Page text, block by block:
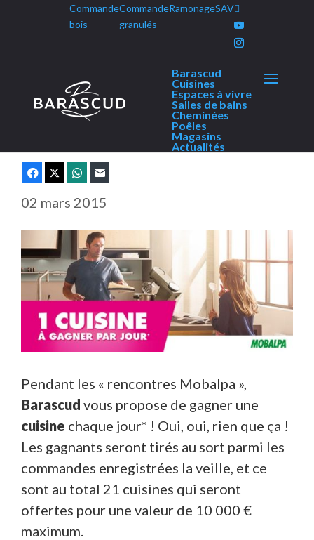
Panneau de gestion des cookies
Commande
bois
Commande
granulés
RamonageSAV
Barascud
Cuisines
Espaces à vivre
Salles de bains
Cheminées
Poêles
Magasins
Actualités
Une cuisine à gagner chaque
jour
Facebook WhatsApp
02 mars 2015
Pendant les « rencontres Mobalpa »,
Barascud vous propose de gagner une
cuisine chaque jour* ! Oui, oui, rien que ça !
Les gagnants seront tirés au sort parmi les
commandes enregistrées la veille, et ce
sont au total 21 cuisines qui seront
offertes pour une valeur de 10 000 €
maximum.